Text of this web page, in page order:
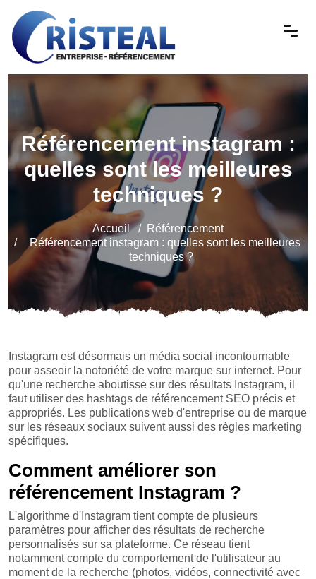
Référencement instagram :
quelles sont les meilleures
techniques ?
Accueil
Référencement
Référencement instagram : quelles sont les meilleures
techniques ?
Instagram est désormais un média social incontournable
pour asseoir la notoriété de votre marque sur internet. Pour
qu'une recherche aboutisse sur des résultats Instagram, il
faut utiliser des hashtags de référencement SEO précis et
appropriés. Les publications web d'entreprise ou de marque
sur les réseaux sociaux suivent aussi des règles marketing
spécifiques.
Comment améliorer son
référencement Instagram ?
L'algorithme d'Instagram tient compte de plusieurs
paramètres pour afficher des résultats de recherche
personnalisés sur sa plateforme. Ce réseau tient
notamment compte du comportement de l'utilisateur au
moment de la recherche (photos, vidéos, connectivité avec